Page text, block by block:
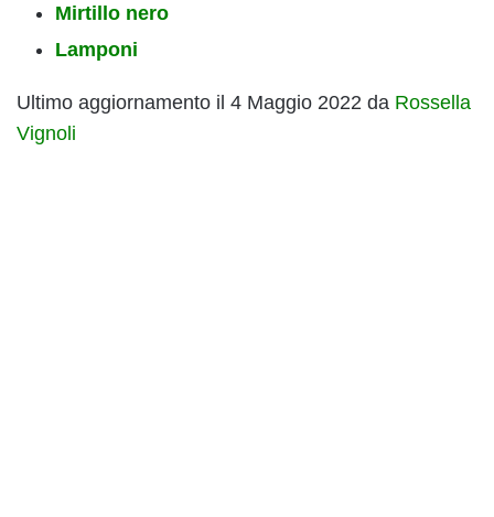
Mirtillo nero
Lamponi
Ultimo aggiornamento il 4 Maggio 2022 da Rossella
Vignoli